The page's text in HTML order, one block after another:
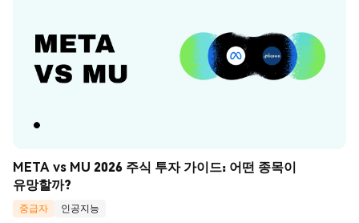
META vs MU 2026 주식 투자 가이드: 어떤 종목이
유망할까?
중급자
인공지능